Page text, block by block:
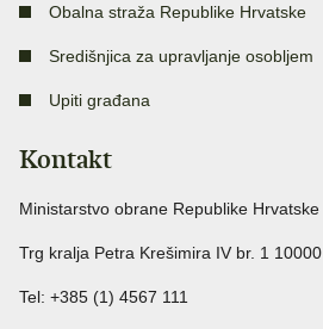
Obalna straža Republike Hrvatske
Središnjica za upravljanje osobljem
Upiti građana
Kontakt
Ministarstvo obrane Republike Hrvatske
Trg kralja Petra Krešimira IV br. 1
Tel: +385 (1) 4567 111